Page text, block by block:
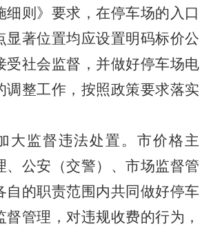
细则》要求，在停车场的入口
显著位置均应设置明码标价公
受社会监督 ，并做好停车场电
调整工作，按照政策要求落实
大监督违法处置。市价格主
、公安（交警）、市场监督管
自的职责范围内共同做好停车
督管理，对违规收费的行为，